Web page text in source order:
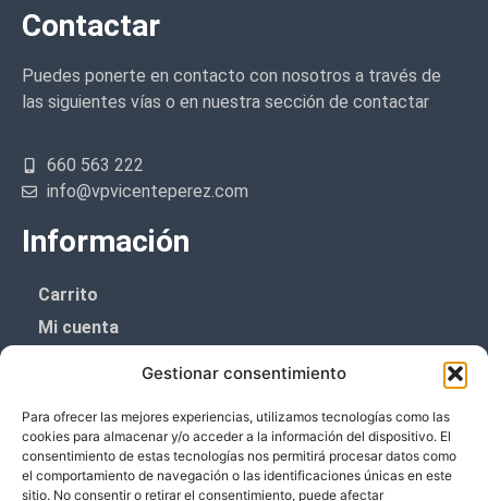
Gestionar consentimiento
Para ofrecer las mejores experiencias, utilizamos tecnologías como las
cookies para almacenar y/o acceder a la información del dispositivo. El
consentimiento de estas tecnologías nos permitirá procesar datos como
el comportamiento de navegación o las identificaciones únicas en este
sitio. No consentir o retirar el consentimiento, puede afectar
Contactar
Puedes ponerte en contacto con nosotros a través de
las siguientes vías o en nuestra sección de contactar
660 563 222
info@vpvicenteperez.com
Información
Carrito
Mi cuenta
Política de cookies (UE)
Boletín de noticias